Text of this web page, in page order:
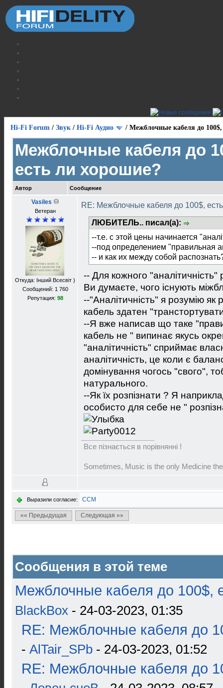
Hi-Fi Forum / Звук / Hi-Fi Аудио / Межблочные кабеля до 100$,
Межблочные кабеля до
есть ли хорошие?
Автор Сообщение
Vasiles
Ветеран
Откуда: Інший Всесвіт )
Сообщений: 1 760
Репутация: 98
RE: Межблочные кабеля до 100$,
ЛЮБИТЕЛЬ.. писал(а):
--т.е. с этой цены начинается
--под определением "правильная
-- и как их между собой
-- Для кожного "аналітичність"
Ви думаєте, чого існують
--"Аналітичність" я розумію як
кабель здатен
--Я вже написав що таке
кабель не " випинає якусь
"аналітичність" сприймає
аналітичність, це коли є
домінування чогось "свого",
натурального.
--Як їх розпізнати ? Я
особисто для себе не "
Все пізнається в порівнянні !
Sometimes, Music is the only Medicine
Выразили согласие: ССМ
«« Предыдущая Следующая »»
Сообщения в этой теме
Межблочные кабеля до 100$,
BlackBox - 24-03-2023, 01:35
RE: Межблочные кабеля до
- AlTair_SPb - 24-03-2023, 01:52
RE: Межблочные кабеля до